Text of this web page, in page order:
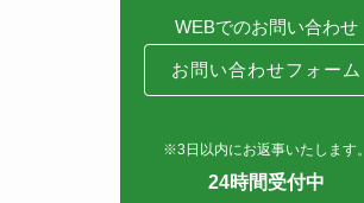
WEBでのお問い合わせ
お問い合わせフォーム
※3日以内にお返事いたします。
24時間受付中